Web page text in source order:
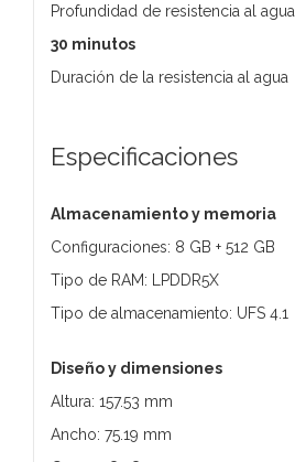
Profundidad de resistencia al agua
30 minutos
Duración de la resistencia al agua
Especificaciones
Almacenamiento y memoria
Configuraciones: 8 GB + 512 GB
Tipo de RAM: LPDDR5X
Tipo de almacenamiento: UFS 4.1
Diseño y dimensiones
Altura: 157.53 mm
Ancho: 75.19 mm